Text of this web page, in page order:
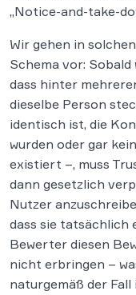
„Notice-and-take-
Wir gehen in
Schema vor:
dass hinter
dieselbe Person
identisch ist, die
wurden oder gar
existiert –, muss
dann gesetzlich
Nutzer
dass sie tatsächlich
Bewerter diesen
nicht erbringen –
naturgemäß der